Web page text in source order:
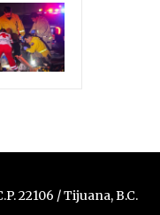
22106 / Tijuana, B.C.